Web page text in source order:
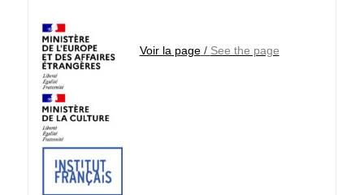
Voir la page/ See the page